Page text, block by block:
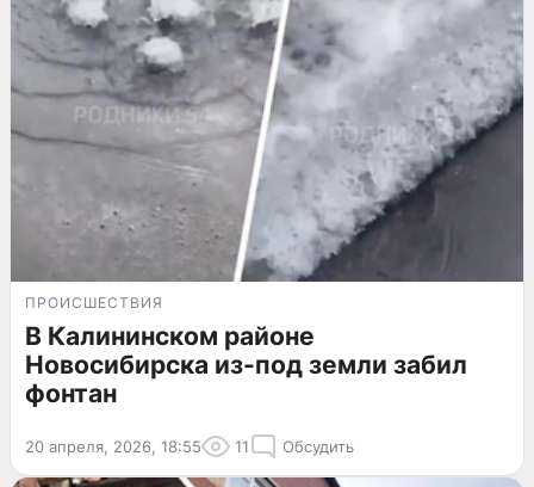
ПРОИСШЕСТВИЯ
В Калининском районе
Новосибирска из-под земли забил
фонтан
20 апреля, 2026, 18:55 11 Обсудить